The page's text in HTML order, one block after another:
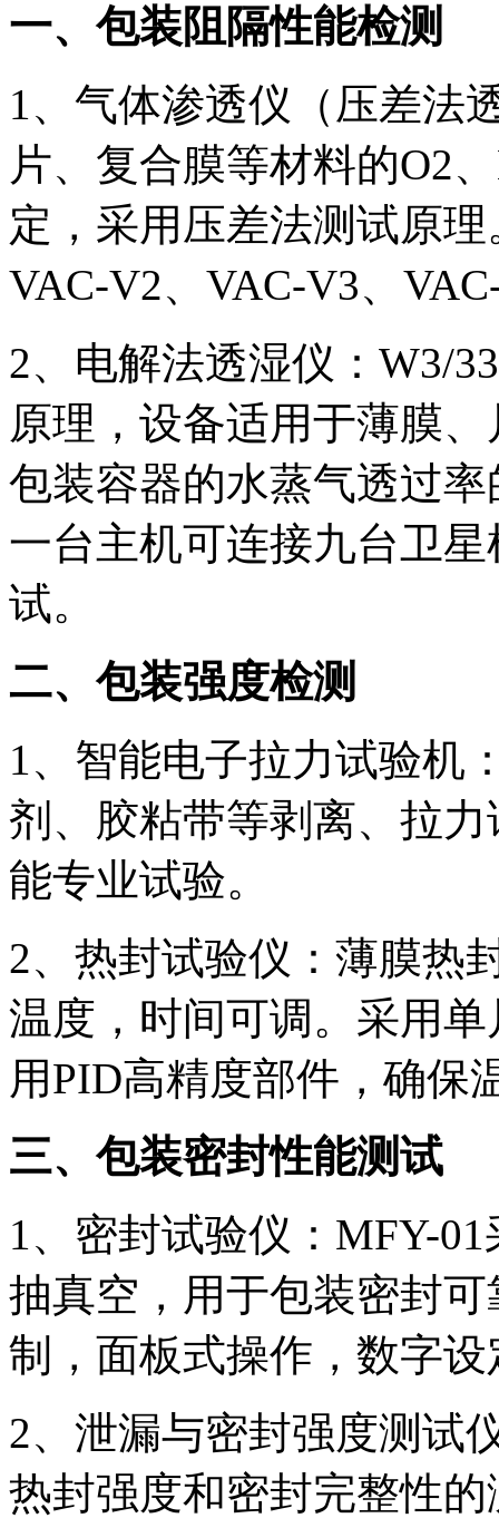
一、包装阻隔性能检测
1、气体渗透仪（压差法
片、复合膜等材料的O2
定，采用压差法测试原
VAC-V2、VAC-V3、
2、电解法透湿仪：W3/
原理，设备适用于薄膜
包装容器的水蒸气透过
一台主机可连接九台卫
试。
二、包装强度检测
1、智能电子拉力试验机
剂、胶粘带等剥离、拉
能专业试验。
2、热封试验仪：薄膜热
温度，时间可调。采用
用PID高精度部件，确保
三、包装密封性能测试
1、密封试验仪：MFY-
抽真空，用于包装密封
制，面板式操作，数字
2、泄漏与密封强度测试
热封强度和密封完整性